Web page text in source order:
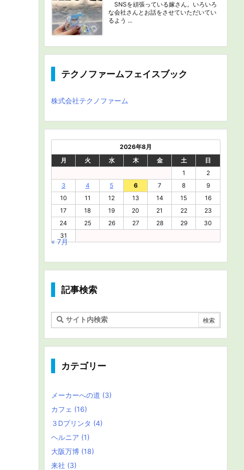
SNSを頑張っている嫁さん。いろいろ
な会社さんとお話をさせていただいてい
るよう ...
テクノファームフェイスブック
株式会社テクノファーム
2026年8月
月
火 水 木 金 土
日
1
2
3
4 5 6 7 8
9
10
11 12 13 14 15
16
17
18 19 20 21 22
23
24
25 26 27 28 29
30
31
« 7月
記事検索
カテゴリー
メーカーへの道 (3)
カフェ (16)
３Dプリンタ (4)
ヘルニア (1)
大阪万博 (18)
来社 (3)